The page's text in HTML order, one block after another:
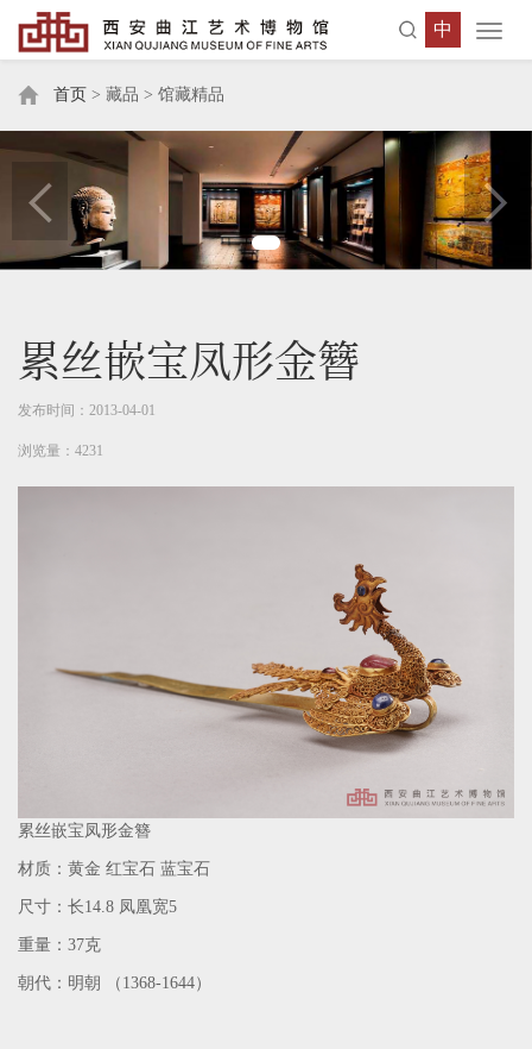
中
首页 > 藏品 > 馆藏精品
累丝嵌宝凤形金簪
发布时间：2013-04-01
浏览量：4231
累丝嵌宝凤形金簪
材质：黄金 红宝石 蓝宝石
尺寸：长14.8 凤凰宽5
重量： 37克
朝代：明朝 （ 1368-1644）